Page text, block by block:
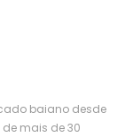
baiano desde
de mais de 30